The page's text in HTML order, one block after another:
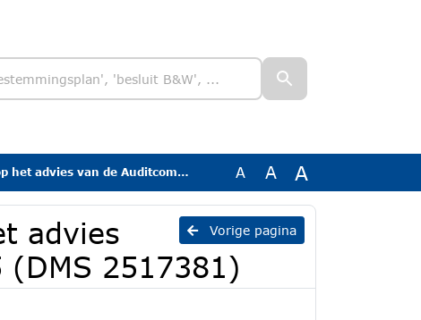
de Auditcommissie 2025 (DMS 2517381) A A A
Vorige pagina
advies
2517381)